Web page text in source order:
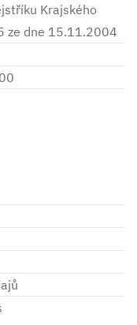
Krajského
ze dne 15.11.2004